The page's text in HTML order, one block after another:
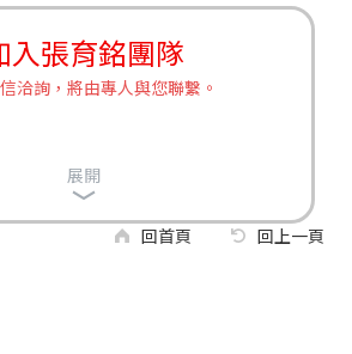
展開
入張育銘團隊
洽詢，將由專人與您聯繫。
回首頁 回上一頁